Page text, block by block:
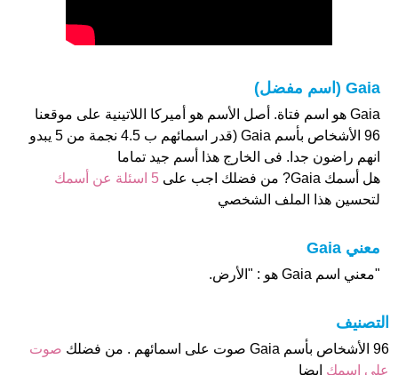
Gaia (اسم مفضل)
Gaia هو اسم فتاة. أصل الأسم هو أميركا اللاتينية على موقعنا
96 الأشخاص بأسم Gaia (قدر اسمائهم ب 4.5 نجمة من 5 يبدو
انهم راضون جدا. فى الخارج هذا أسم جيد تماما
هل أسمك Gaia? من فضلك اجب على
5 اسئلة عن أسمك
لتحسين هذا الملف الشخصي
معني Gaia
"معني اسم Gaia هو : "الأرض.
التصنيف
96 الأشخاص بأسم Gaia صوت على اسمائهم . من فضلك
صوت
على اسمك ايضا